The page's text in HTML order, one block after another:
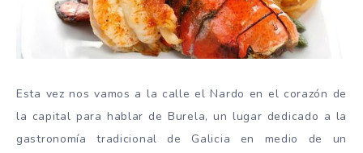
Esta vez nos vamos a la calle el Nardo en el corazón de
la capital para hablar de Burela, un lugar dedicado a la
gastronomía tradicional de Galicia en medio de un